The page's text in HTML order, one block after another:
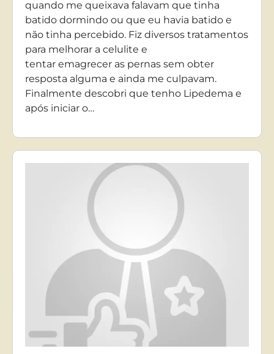
quando me queixava falavam que tinha
batido dormindo ou que eu havia batido e
não tinha percebido. Fiz diversos tratamentos
para melhorar a celulite e
tentar emagrecer as pernas sem obter
resposta alguma e ainda me culpavam.
Finalmente descobri que tenho Lipedema e
após iniciar o…